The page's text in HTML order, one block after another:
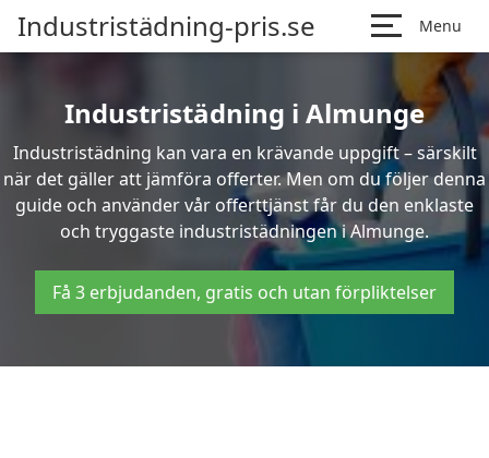
Industristädning-pris.se Menu
Industristädning i Almunge
Industristädning kan vara en krävande uppgift – särskilt
när det gäller att jämföra offerter. Men om du följer denna
guide och använder vår offerttjänst får du den enklaste
och tryggaste industristädningen i Almunge.
Få 3 erbjudanden, gratis och utan förpliktelser